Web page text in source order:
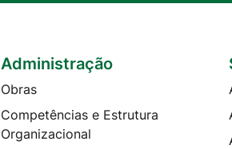
Administração
Obras
Competências e Estrutura
Organizacional